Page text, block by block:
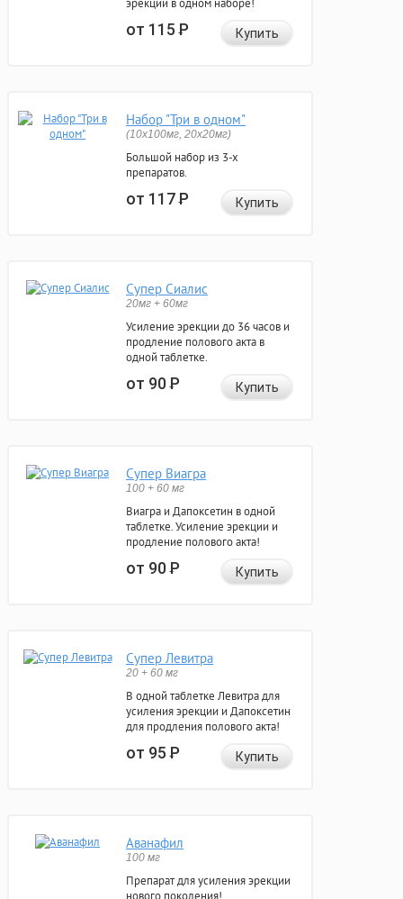
эрекции в одном наборе!
от 115Р Купить
Набор "Три в одном"
(10x100мг, 20x20мг)
Большой набор из 3-х
препаратов.
от 117Р Купить
Супер Сиалис
20мг + 60мг
Усиление эрекции до 36 часов и
продление полового акта в
одной таблетке.
от 90Р Купить
Супер Виагра
100 + 60 мг
Виагра и Дапоксетин в одной
таблетке. Усиление эрекции и
продление полового акта!
от 90Р Купить
Супер Левитра
20 + 60 мг
В одной таблетке Левитра для
усиления эрекции и Дапоксетин
для продления полового акта!
от 95Р Купить
Аванафил
100 мг
Препарат для усиления эрекции